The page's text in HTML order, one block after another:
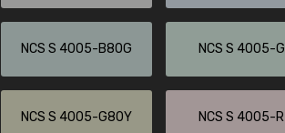
NCS S 4005-B80G NCS S 4005-G
NCS S 4005-G80Y NCS S 4005-R